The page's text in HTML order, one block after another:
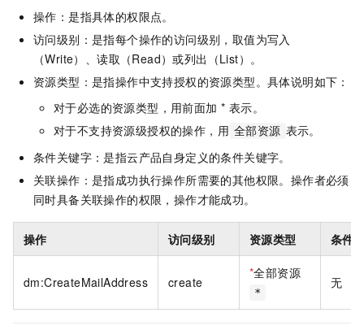
操作：是指具体的权限点。
访问级别：是指每个操作的访问级别，取值为写入
（Write）、读取（Read）或列出（List）。
资源类型：是指操作中支持授权的资源类型。具体说明如下：
对于必选的资源类型，用前面加 * 表示。
对于不支持资源级授权的操作，用 全部资源 表示。
条件关键字：是指云产品自身定义的条件关键字。
关联操作：是指成功执行操作所需要的其他权限。操作者必须
同时具备关联操作的权限，操作才能成功。
操作 访问级别 资源类型 条件
dm:CreateMailAddress create
*全部资源
*
无